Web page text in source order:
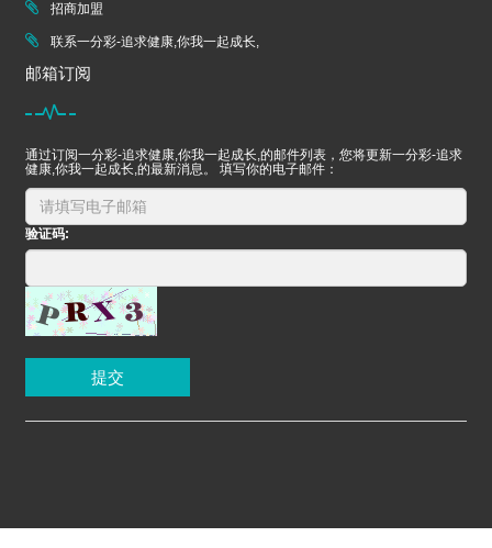
招商加盟
联系一分彩-追求健康,你我一起成长,
邮箱订阅
通过订阅一分彩-追求健康,你我一起成长,的邮件列表，您将更新一分彩-追求
健康,你我一起成长,的最新消息。 填写你的电子邮件：
验证码:
提交